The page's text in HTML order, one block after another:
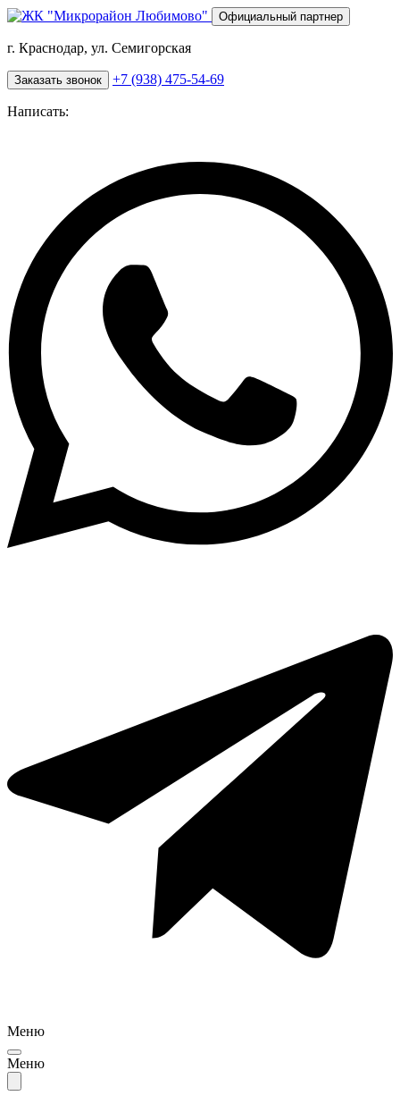
Перейти
основному
Официальный партнер
г. Краснодар, ул. Семигорская
Заказать звонок +7 (938) 475-54-69
Написать:
Меню
Меню